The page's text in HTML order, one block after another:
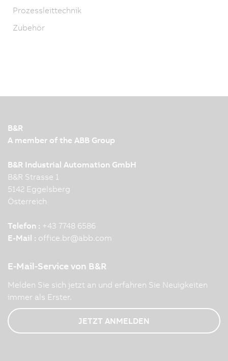
Prozessleittechnik
Zubehör
B&R
A member of the ABB Group
B&R Industrial Automation GmbH
B&R Strasse 1
5142 Eggelsberg
Österreich
Telefon : +43 7748 6586
E-Mail : office.br@abb.com
E-Mail-Service von B&R
Melden Sie sich jetzt an und erfahren Sie Neuigkeiten
immer als Erster.
JETZT ANMELDEN